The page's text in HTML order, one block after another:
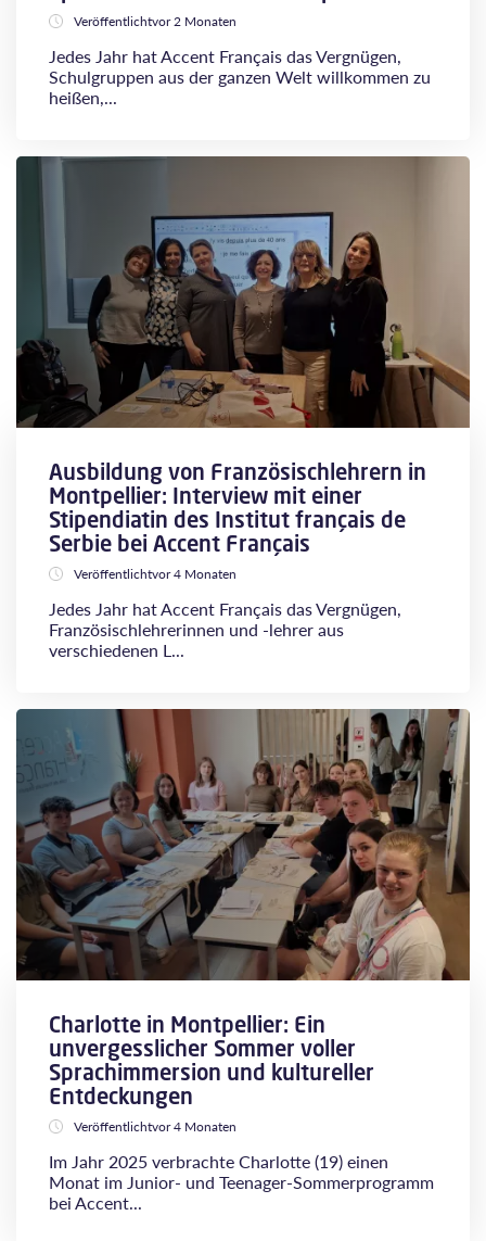
Veröffentlichtvor 2 Monaten
Jedes Jahr hat Accent Français das Vergnügen,
Schulgruppen aus der ganzen Welt willkommen zu
heißen,...
Ausbildung von Französischlehrern in
Montpellier: Interview mit einer
Stipendiatin des Institut français de
Serbie bei Accent Français
Veröffentlichtvor 4 Monaten
Jedes Jahr hat Accent Français das Vergnügen,
Französischlehrerinnen und -lehrer aus
verschiedenen L...
Charlotte in Montpellier: Ein
unvergesslicher Sommer voller
Sprachimmersion und kultureller
Entdeckungen
Veröffentlichtvor 4 Monaten
Im Jahr 2025 verbrachte Charlotte (19) einen
Monat im Junior- und Teenager-Sommerprogramm
bei Accent...